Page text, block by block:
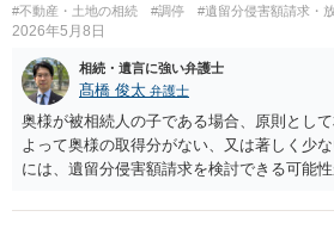
#不動産・土地の相続
#調停 #遺留分侵害額請求・
2026年5月8日
相続・遺言に強い弁護士
髙橋 俊太 弁護士
奥様が被相続人の子である場合、原則とし
よって奥様の取得分がない、又は著しく少
には、遺留分侵害額請求を検討できる可能
記の義務化に関する説明と混同されている